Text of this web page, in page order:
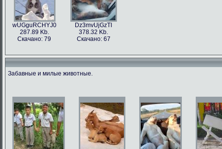
wUGguRCHYJ0
287.89 Kb.
Скачано: 79
Dz3mvUjGzTI
378.32 Kb.
Скачано: 67
Забавные и милые животные.